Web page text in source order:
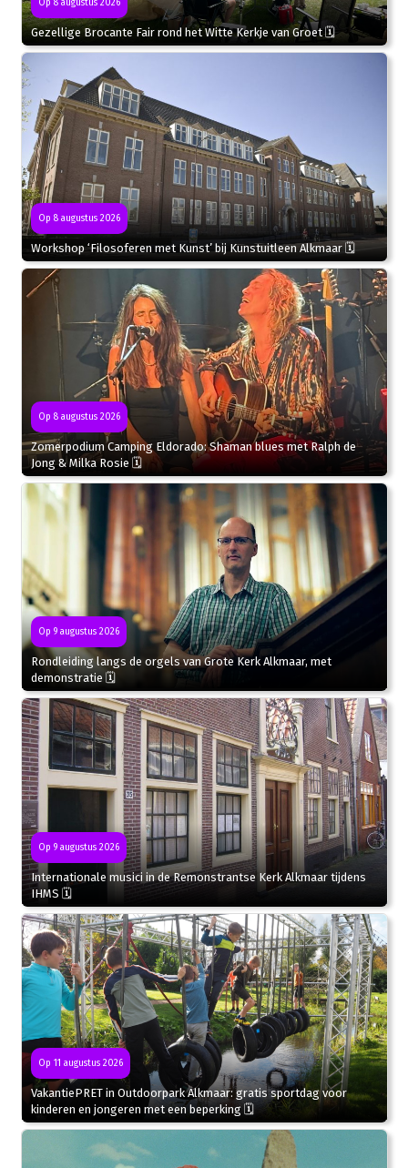
Op 8 augustus 2026
Gezellige Brocante Fair rond het Witte Kerkje van Groet 🗓
Op 8 augustus 2026
Workshop ‘Filosoferen met Kunst’ bij Kunstuitleen Alkmaar 🗓
Op 8 augustus 2026
Zomerpodium Camping Eldorado: Shaman blues met Ralph de
Jong & Milka Rosie 🗓
Op 9 augustus 2026
Rondleiding langs de orgels van Grote Kerk Alkmaar, met
demonstratie 🗓
Op 9 augustus 2026
Internationale musici in de Remonstrantse Kerk Alkmaar tijdens
IHMS 🗓
Op 11 augustus 2026
VakantiePRET in Outdoorpark Alkmaar: gratis sportdag voor
kinderen en jongeren met een beperking 🗓